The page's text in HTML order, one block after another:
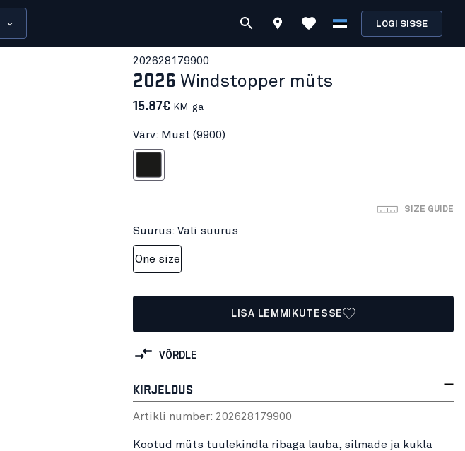
LOGI SISSE
202628179900
2026 Windstopper müts
15.87€ KM-ga
Värv: Must (9900)
SIZE GUIDE
Suurus: Vali suurus
One size
LISA LEMMIKUTESSE
VÕRDLE
KIRJELDUS
Artikli number: 202628179900
Kootud müts tuulekindla ribaga lauba, silmade ja kukla